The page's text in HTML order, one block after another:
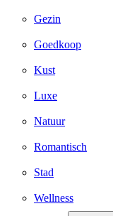
Gezin
Goedkoop
Kust
Luxe
Natuur
Romantisch
Stad
Wellness